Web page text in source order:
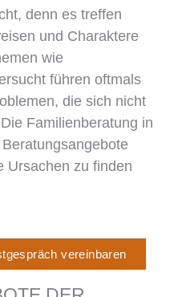
denn es treffen
und Charaktere
wie
führen oftmals
die sich nicht
Familienberatung in
Ursachen zu finden
vereinbaren